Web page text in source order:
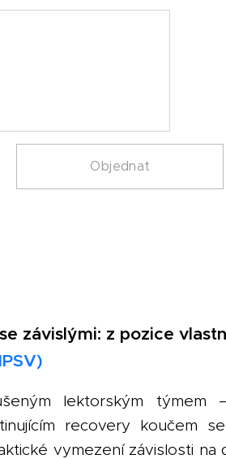
Objednat
závislými: z pozice
lektorským týmem
recovery koučem
vymezení závislosti